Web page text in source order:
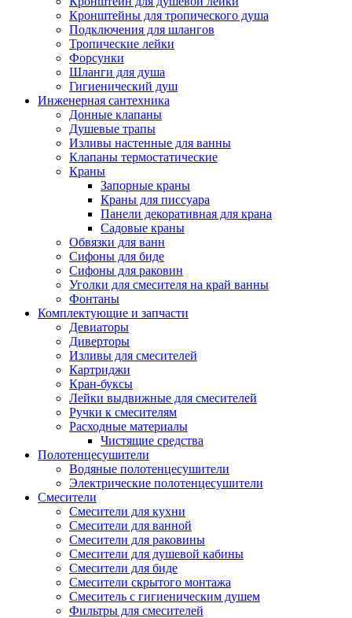
Кронштейны для тропического душа
Подключения для шлангов
Тропические лейки
Форсунки
Шланги для душа
Гигиенический душ
Инженерная сантехника
Донные клапаны
Душевые трапы
Изливы настенные для ванны
Клапаны термостатические
Краны
Запорные краны
Краны для писсуара
Панели декоративная для крана
Садовые краны
Обвязки для ванн
Сифоны для биде
Сифоны для раковин
Уголки для смесителя на край ванны
Фонтаны
Комплектующие и запчасти
Девиаторы
Диверторы
Изливы для смесителей
Картриджи
Кран-буксы
Лейки выдвижные для смесителей
Ручки к смесителям
Расходные материалы
Чистящие средства
Полотенцесушители
Водяные полотенцесушители
Электрические полотенцесушители
Смесители
Смесители для кухни
Смесители для ванной
Смесители для раковины
Смесители для душевой кабины
Смесители для биде
Смесители скрытого монтажа
Смеситель с гигиеническим душем
Фильтры для смесителей